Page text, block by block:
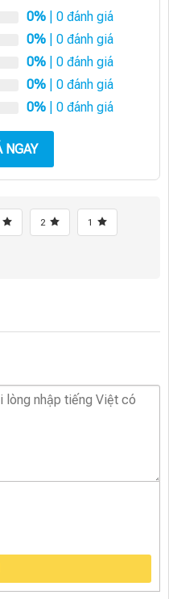
0% | 0 đánh giá
0% | 0 đánh giá
0% | 0 đánh giá
0% | 0 đánh giá
0% | 0 đánh giá
NGAY
2 1